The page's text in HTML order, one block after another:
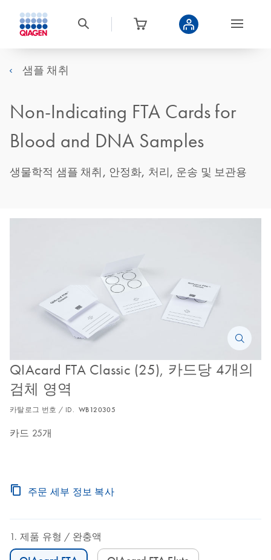
샘플 채취
Non-Indicating FTA Cards for
Blood and DNA Samples
생물학적 샘플 채취, 안정화, 처리, 운송 및 보관용
QIAcard FTA Classic (25), 카드당 4개의
검체 영역
카탈로그 번호 / ID. WB120305
카드 25개
주문 세부 정보 복사
제품 유형 완충액